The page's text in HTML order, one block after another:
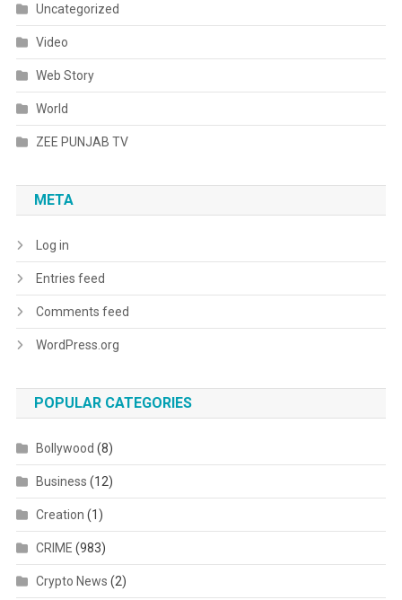
Uncategorized
Video
Web Story
World
ZEE PUNJAB TV
META
Log in
Entries feed
Comments feed
WordPress.org
POPULAR CATEGORIES
Bollywood (8)
Business (12)
Creation (1)
CRIME (983)
Crypto News (2)